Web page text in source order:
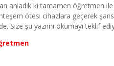
anladık ki tamamen öğretmen
ötesi cihazlara geçerek
Size şu yazımı okumayı teklif